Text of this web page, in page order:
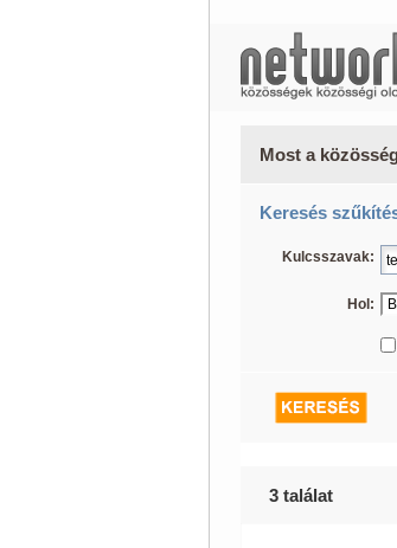
Most a
Keresés
Kulcsszavak:
Hol:
3 találat